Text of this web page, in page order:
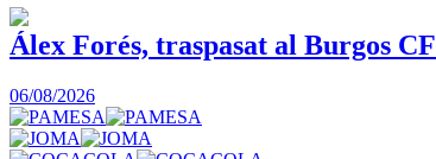
Álex Forés, traspasat al Burgos CF
06/08/2026